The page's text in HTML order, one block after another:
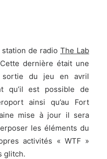
de radio The Lab
dernière était une
sortie du jeu en avril
qu’il est possible de
ainsi qu’au Fort
mise à jour il sera
les éléments du
activités « WTF »
glitch.